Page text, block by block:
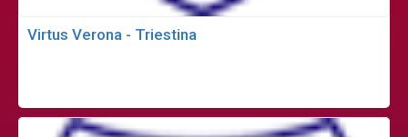
Virtus Verona - Triestina